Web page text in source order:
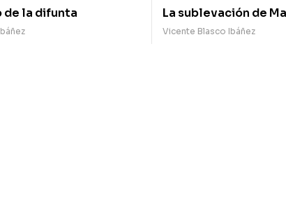
de la difunta La sublevación de
Vicente Blasco Ibáñez